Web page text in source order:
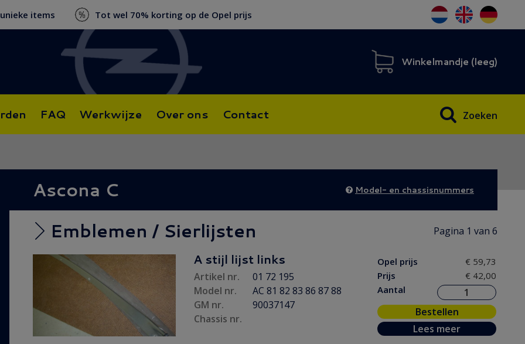
items Tot wel 70% korting op de Opel prijs
Winkelmandje (leeg)
FAQ Werkwijze Over ons Contact Zoeken
Ascona C Model- en chassisnummers
Emblemen / Sierlijsten Pagina 1 van 6
A stijl lijst links
Artikel nr.
01 72 195
Model nr.
AC 81 82 83 86 87 88
GM nr.
90037147
Chassis nr.
Opel prijs
€ 59,73
Prijs
€ 42,00
Aantal
Bestellen
Lees meer